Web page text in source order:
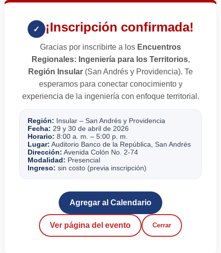
✓ ¡Inscripción confirmada!
Gracias por inscribirte a los Encuentros
Regionales: Ingeniería para los Territorios,
Región Insular (San Andrés y Providencia). Te
esperamos para conectar conocimiento y
experiencia de la ingeniería con enfoque territorial.
Región: Insular – San Andrés y Providencia
Fecha: 29 y 30 de abril de 2026
Horario: 8:00 a. m. – 5:00 p. m.
Lugar: Auditorio Banco de la República, San Andrés
Dirección: Avenida Colón No. 2-74
Modalidad: Presencial
Ingreso: sin costo (previa inscripción)
Agregar al Calendario
Ver página del evento Cerrar